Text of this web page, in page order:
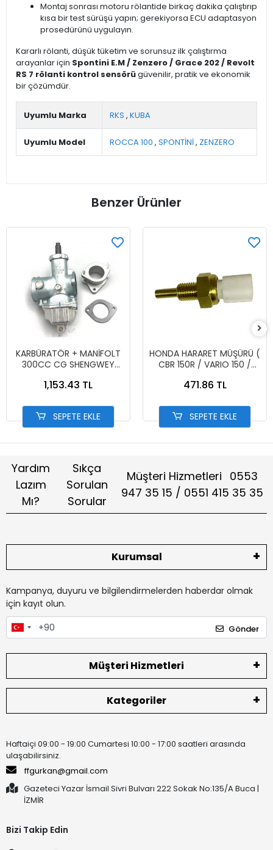
Montaj sonrası motoru rölantide birkaç dakika çalıştırıp
kısa bir test sürüşü yapın; gerekiyorsa ECU adaptasyon
prosedürünü uygulayın.
Kararlı rölanti, düşük tüketim ve sorunsuz ilk çalıştırma
arayanlar için Spontini E.M / Zenzero / Grace 202 / Revolt
RS 7 rölanti kontrol sensörügüvenilir, pratik ve ekonomik
bir çözümdür.
Uyumlu Marka RKS , KUBA
Uyumlu Model ROCCA 100 , SPONTİNİ, ZENZERO
Benzer Ürünler
KARBÜRATÖR + MANİFOLT
300CC CG SHENGWEY
1,153.43 TL
SEPETE EKLE
HONDA HARARET MÜŞÜRÜ (
CBR 150R / VARIO 150 /
471.86 TL
SEPETE EKLE
Yardım
Lazım
Mı?
Sıkça
Sorulan
Sorular
Müşteri Hizmetleri 0553
947 35 15 / 0551 415 35 35
Kurumsal
Kampanya, duyuru ve bilgilendirmelerden haberdar olmak
için kayıt olun.
Gönder
Müşteri Hizmetleri
Kategoriler
Haftaiçi 09:00 - 19:00 Cumartesi 10:00 - 17:00 saatleri arasında
ulaşabilirsiniz.
ffgurkan@gmail.com
Gazeteci Yazar İsmail Sivri Bulvarı 222 Sokak No:135/A Buca |
İZMİR
Bizi Takip Edin